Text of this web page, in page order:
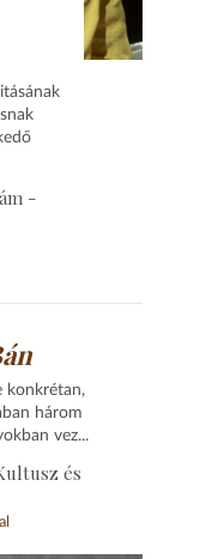
-
konkrétan,
három
vez...
és